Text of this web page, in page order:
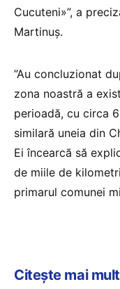
Cucuteni»”, a
Martinuș.
”Au concluzionat
zona noastră a
perioadă, cu circa
similară uneia din
Ei încearcă să
de miile de
primarul comunei
Citește mai